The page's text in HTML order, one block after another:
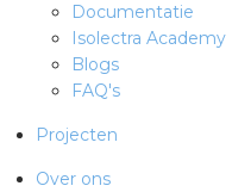
Documentatie
Isolectra Academy
Blogs
FAQ's
Projecten
Over ons